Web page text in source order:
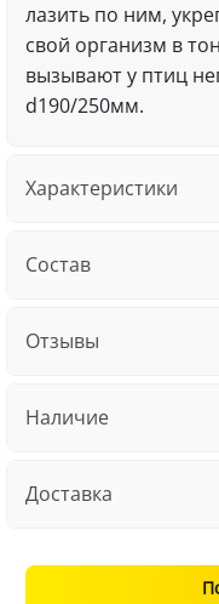
лазить по ним,
свой организм в
вызывают у птиц
d190/250мм.
Характеристики
Состав
Отзывы
Наличие
Доставка